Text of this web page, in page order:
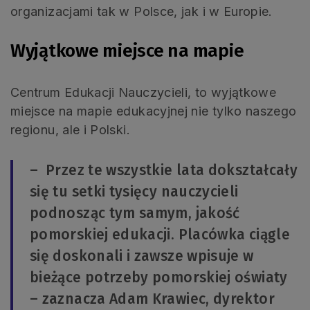
organizacjami tak w Polsce, jak i w Europie.
Wyjątkowe miejsce na mapie
Centrum Edukacji Nauczycieli, to wyjątkowe
miejsce na mapie edukacyjnej nie tylko naszego
regionu, ale i Polski.
– Przez te wszystkie lata dokształcały
się tu setki tysięcy nauczycieli
podnosząc tym samym, jakość
pomorskiej edukacji. Placówka ciągle
się doskonali i zawsze wpisuje w
bieżące potrzeby pomorskiej oświaty
– zaznacza Adam Krawiec, dyrektor